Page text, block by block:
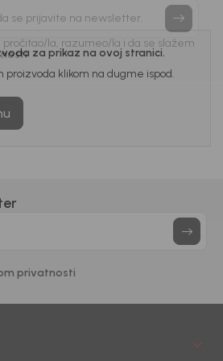
za prikaz na ovoj stranici.
klikom na dugme ispod.
privatnosti
se prijavite na newsletter.
pročitao/la, razumeo/la i da se slažem